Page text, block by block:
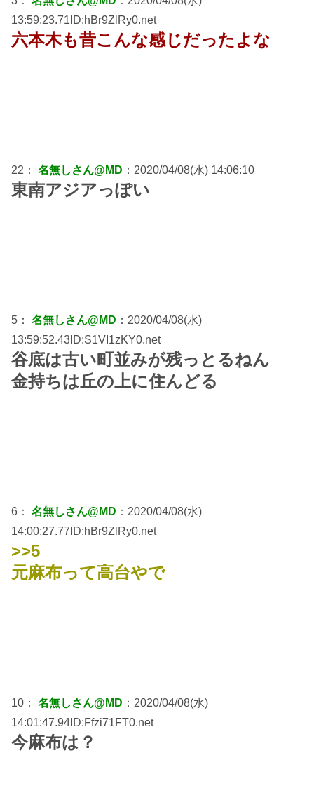
13:59:23.71ID:hBr9ZlRy0.net
六本木も昔こんな感じだったよな
22： 名無しさん@MD ：2020/04/08(水) 14:06:10
東南アジアっぽい
5： 名無しさん@MD ：2020/04/08(水)
13:59:52.43ID:S1VI1zKY0.net
谷底は古い町並みが残っとるねん
金持ちは丘の上に住んどる
6： 名無しさん@MD ：2020/04/08(水)
14:00:27.77ID:hBr9ZlRy0.net
>>5
元麻布って高台やで
10： 名無しさん@MD ：2020/04/08(水)
14:01:47.94ID:Ffzi71FT0.net
今麻布は？